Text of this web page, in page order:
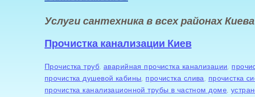
Услуги сантехника в всех районах
Прочистка канализации Киев
Прочистка труб, аварийная прочистка канализации,
прочистка душевой кабины, прочистка слива, прочистка
прочистка канализационной трубы в частном доме,